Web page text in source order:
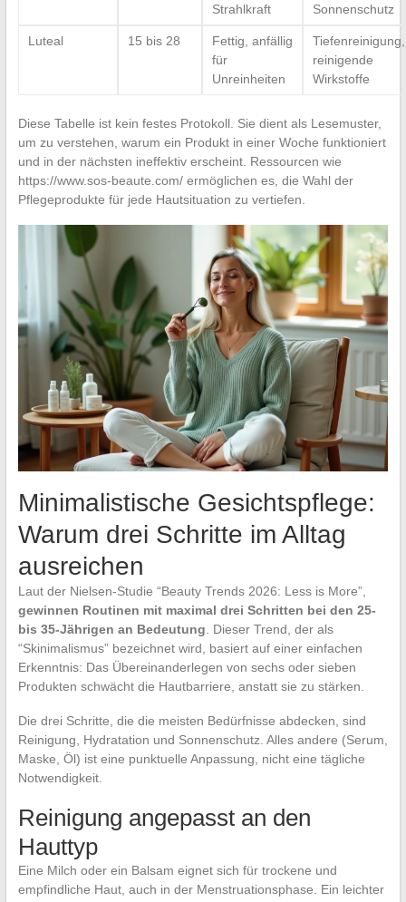
Strahlkraft
Sonnenschutz
Luteal 15 bis 28
Fettig, anfällig
für
Unreinheiten
Tiefenreinigung,
reinigende
Wirkstoffe
Diese Tabelle ist kein festes Protokoll. Sie dient als Lesemuster,
um zu verstehen, warum ein Produkt in einer Woche funktioniert
und in der nächsten ineffektiv erscheint. Ressourcen wie
https://www.sos-beaute.com/ ermöglichen es, die Wahl der
Pflegeprodukte für jede Hautsituation zu vertiefen.
Minimalistische Gesichtspflege:
Warum drei Schritte im Alltag
ausreichen
Laut der Nielsen-Studie “Beauty Trends 2026: Less is More”,
gewinnen Routinen mit maximal drei Schritten bei den 25-
bis 35-Jährigen an Bedeutung. Dieser Trend, der als
“Skinimalismus” bezeichnet wird, basiert auf einer einfachen
Erkenntnis: Das Übereinanderlegen von sechs oder sieben
Produkten schwächt die Hautbarriere, anstatt sie zu stärken.
Die drei Schritte, die die meisten Bedürfnisse abdecken, sind
Reinigung, Hydratation und Sonnenschutz. Alles andere (Serum,
Maske, Öl) ist eine punktuelle Anpassung, nicht eine tägliche
Notwendigkeit.
Reinigung angepasst an den
Hauttyp
Eine Milch oder ein Balsam eignet sich für trockene und
empfindliche Haut, auch in der Menstruationsphase. Ein leichter